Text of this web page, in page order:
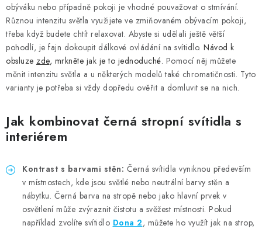
obýváku nebo případně pokoji je vhodné pouvažovat o stmívání.
Různou intenzitu světla využijete ve zmiňovaném obývacím pokoji,
třeba když budete chtít relaxovat. Abyste si udělali ještě větší
pohodlí, je fajn dokoupit dálkové ovládání na svítidlo. Návod k
obsluze zde, mrkněte jak je to jednoduché. Pomocí něj můžete
měnit intenzitu světla a u některých modelů také chromatičnosti. Tyto
varianty je potřeba si vždy dopředu ověřit a domluvit se na nich.
Jak kombinovat černá stropní svítidla s
interiérem
Kontrast s barvami stěn: Černá svítidla vyniknou především
v místnostech, kde jsou světlé nebo neutrální barvy stěn a
nábytku. Černá barva na stropě nebo jako hlavní prvek v
osvětlení může zvýraznit čistotu a svěžest místnosti. Pokud
například zvolíte svítidlo Dona 2, můžete ho využít jak na strop,